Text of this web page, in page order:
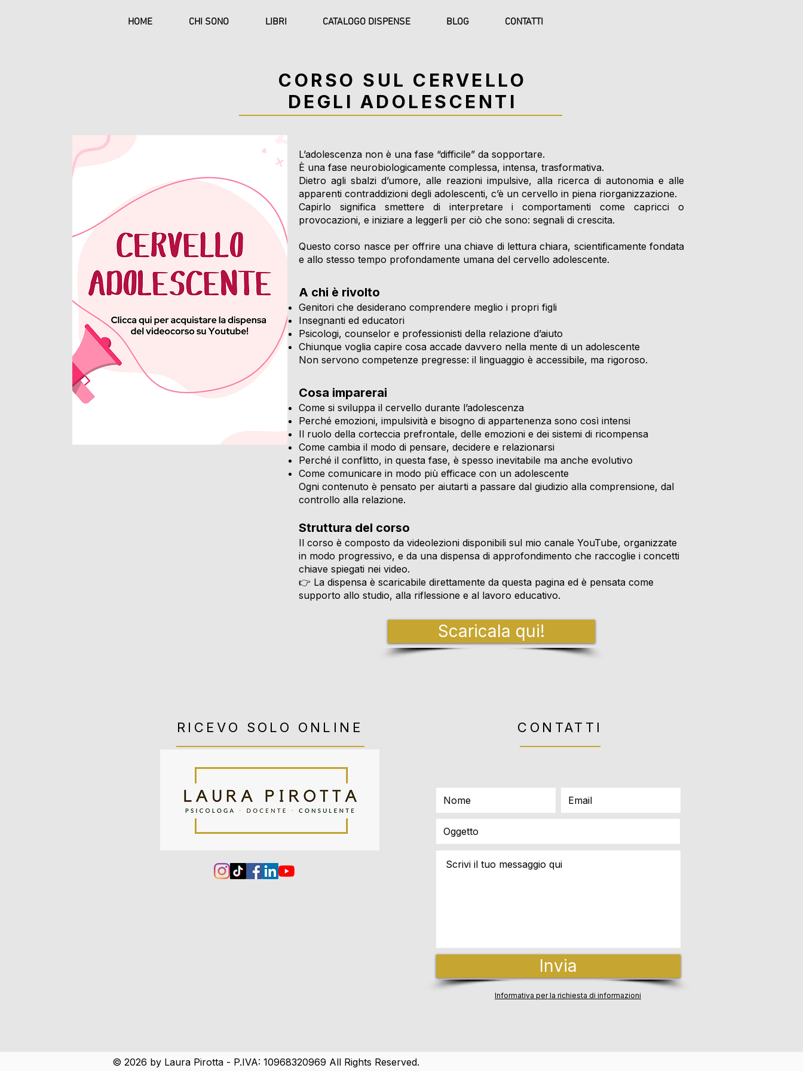
HOME CHI SONO LIBRI CATALOGO DISPENSE BLOG CONTATTI
CORSO SUL CERVELLO
DEGLI ADOLESCENTI
L’adolescenza non è una fase “difficile” da sopportare.
È una fase neurobiologicamente complessa, intensa, trasformativa.
Dietro agli sbalzi d’umore, alle reazioni impulsive, alla ricerca di autonomia e alle
apparenti contraddizioni degli adolescenti, c’è un cervello in piena riorganizzazione.
Capirlo significa smettere di interpretare i comportamenti come capricci o
provocazioni, e iniziare a leggerli per ciò che sono: segnali di crescita.
Questo corso nasce per offrire una chiave di lettura chiara, scientificamente fondata
e allo stesso tempo profondamente umana del cervello adolescente.
A chi è rivolto
Genitori che desiderano comprendere meglio i propri figli
Insegnanti ed educatori
Psicologi, counselor e professionisti della relazione d’aiuto
Chiunque voglia capire cosa accade davvero nella mente di un adolescente
Non servono competenze pregresse: il linguaggio è accessibile, ma rigoroso.
Cosa imparerai
Come si sviluppa il cervello durante l’adolescenza
Perché emozioni, impulsività e bisogno di appartenenza sono così intensi
Il ruolo della corteccia prefrontale, delle emozioni e dei sistemi di ricompensa
Come cambia il modo di pensare, decidere e relazionarsi
Perché il conflitto, in questa fase, è spesso inevitabile ma anche evolutivo
Come comunicare in modo più efficace con un adolescente
Ogni contenuto è pensato per aiutarti a passare dal giudizio alla comprensione, dal
controllo alla relazione.
Struttura del corso
Il corso è composto da videolezioni disponibili sul mio canale YouTube, organizzate
in modo progressivo, e da una dispensa di approfondimento che raccoglie i concetti
chiave spiegati nei video.
👉 La dispensa è scaricabile direttamente da questa pagina ed è pensata come
supporto allo studio, alla riflessione e al lavoro educativo.
Scaricala qui!
RICEVO SOLO ONLINE CONTATTI
Invia
Informativa per la richiesta di informazioni
© 2026 by Laura Pirotta - P.IVA: 10968320969 All Rights Reserved.